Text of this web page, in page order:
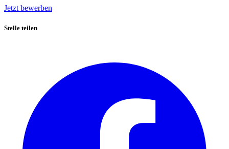
Jetzt bewerben
Stelle teilen